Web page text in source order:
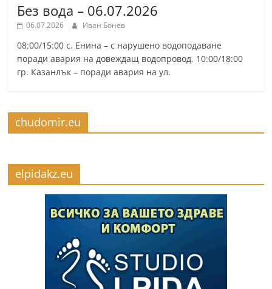
Без вода – 06.07.2026
06.07.2026 Иван Бонев
08:00/15:00 с. Енина – с нарушено водоподаване
поради авария на довеждащ водопровод. 10:00/18:00
гр. Казанлък – поради авария на ул.
chudomir.eu
elpidakz.eu